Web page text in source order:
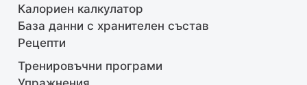
Калориен калкулатор
База данни с хранителен състав
Рецепти
Тренировъчни програми